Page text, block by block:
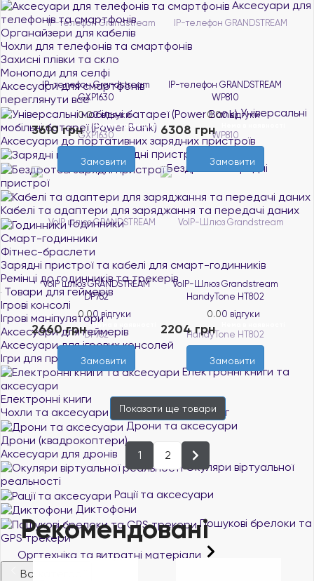
Аксесуари для
телефонів та смартфонів
Органайзери для кабелів
Чохли для телефонів та смартфонів
Захисні плівки та скло
Моноподи для селфі
Аксесуари для смартфонів
переглянути все
Універсальні
мобільні батареї (Power Bank)
Аксесуари до портативних зарядних пристроїв
Зарядні пристрої
Бездротові зарядні
пристрої
Кабелі та адаптери для заряджання та передачі даних
Годинники
Смарт-годинники
Фітнес-браслети
Зарядні пристрої та кабелі для смарт-годинників
Ремінці до годинників та трекерів
Товари для геймерів
Ігрові консолі
Ігрові маніпулятори
Аксесуари для геймерів
Аксесуари для ігрових консолей
Ігри для приставок і ПК
Електронні книги та
аксесуари
Електронні книги
Чохли та аксесуари для електронних книг
Дрони та аксесуари
Дрони (квадрокоптери)
Аксесуари для дронів
Окуляри віртуальної
реальності
Рації та аксесуари
Диктофони
Пошукові брелоки та
GPS трекери
Оргтехніка та витратні матеріали
Всі категорії
IP-телефон Grandstream
GXP1630
0.00 відгуки
Нема в наявності
3610 грн
Замовити
IP-телефон GRANDSTREAM
WP810
0.00 відгуки
6308 грн
Замовити
VoIP шлюз GRANDSTREAM
DP752
0.00 відгуки
Нема в наявності
2660 грн
Замовити
VoIP-Шлюз Grandstream
HandyTone HT802
0.00 відгуки
2204 грн
Замовити
Показати ще товари
1 2
Рекомендовані